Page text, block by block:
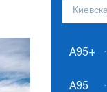
А95+
А95